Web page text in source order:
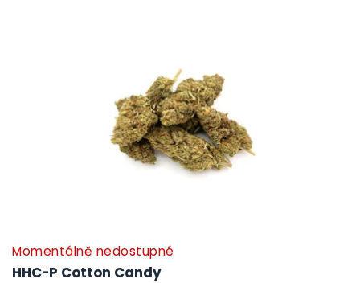
HHC-P Cotton Candy
Momentálně nedostupné